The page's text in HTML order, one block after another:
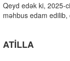
Qeyd edək ki, 2025-
məhbus edam edilib,
ATİLLA